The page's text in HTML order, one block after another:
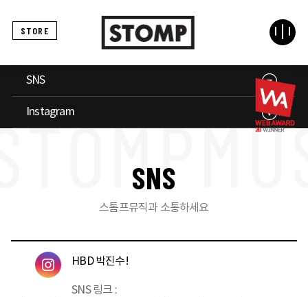
STORE
SNS
Instagram
SNS
스톰프뮤직과 소통하세요
HBD 박진수!
SNS 링크 :